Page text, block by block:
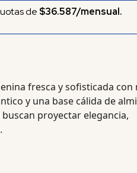
de $36.587/mensual.
fresca y sofisticada con
y una base cálida de
proyectar elegancia,